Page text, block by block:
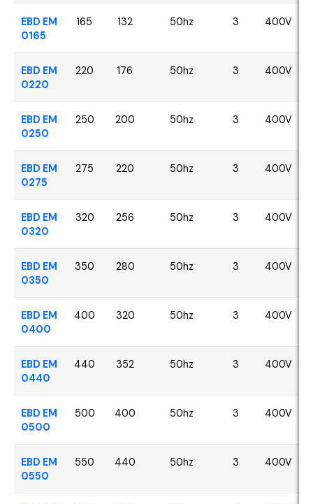
EBD EM
0165
165 132 50hz 3 400V
EBD EM
0220
220 176 50hz 3 400V
EBD EM
0250
250 200 50hz 3 400V
EBD EM
0275
275 220 50hz 3 400V
EBD EM
0320
320 256 50hz 3 400V
EBD EM
0350
350 280 50hz 3 400V
EBD EM
0400
400 320 50hz 3 400V
EBD EM
0440
440 352 50hz 3 400V
EBD EM
0500
500 400 50hz 3 400V
EBD EM
0550
550 440 50hz 3 400V